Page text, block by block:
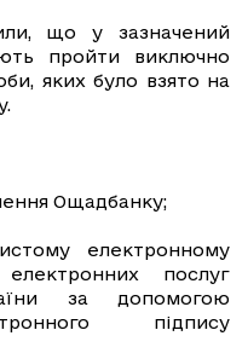
що у зазначений
пройти виключно
яких було взято на
Ощадбанку;
електронному
послуг
за допомогою
підпису